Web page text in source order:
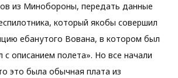
из Минобороны, передать данные
который якобы совершил
ебанутого Вована, в котором был
описанием полета». Но все начали
это была обычная плата из